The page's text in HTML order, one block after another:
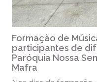
Formação de
participantes de
Paróquia Nossa
Mafra